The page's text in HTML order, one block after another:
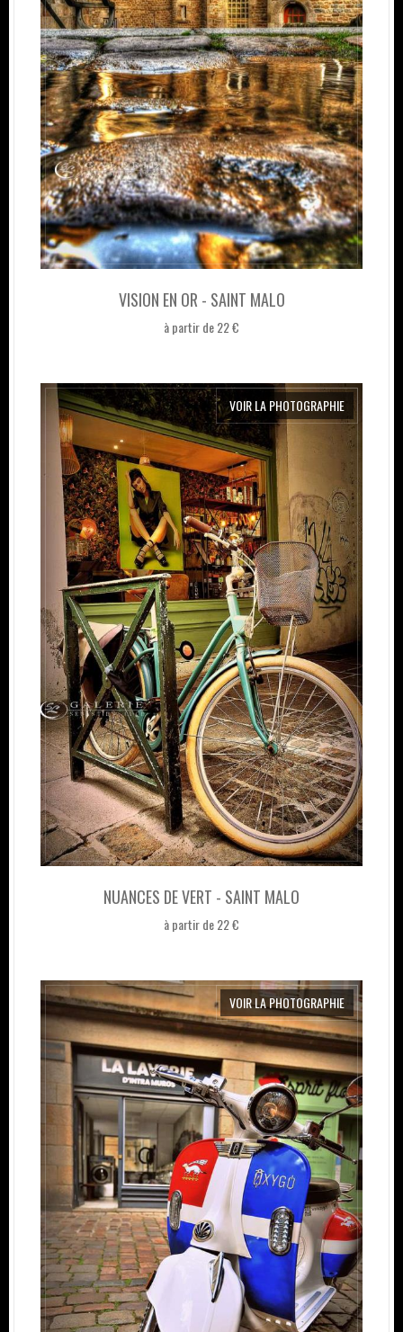
VISION EN OR - SAINT MALO
à partir de 22 €
NUANCES DE VERT - SAINT MALO
à partir de 22 €
VOIR LA PHOTOGRAPHIE
VOIR LA PHOTOGRAPHIE